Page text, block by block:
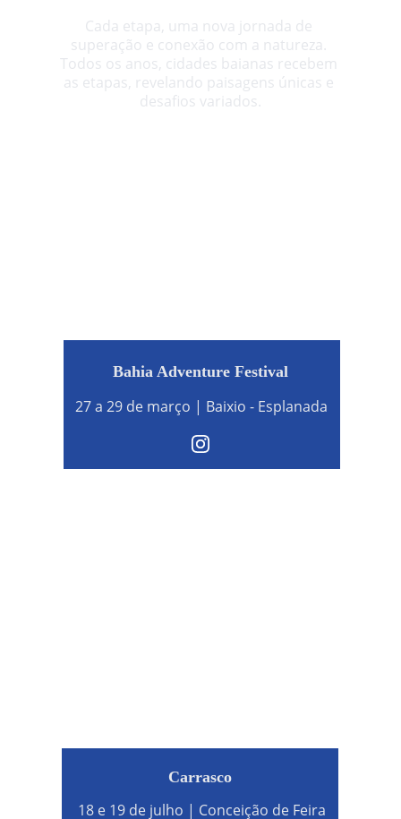
Cada etapa, uma nova jornada de
superação e conexão com a natureza.
Todos os anos, cidades baianas recebem
as etapas, revelando paisagens únicas e
desafios variados.
Carrasco
Bahia Adventure Festival
27 a 29 de março | Baixio - Esplanada
18 e 19 de julho | Conceição de Feira